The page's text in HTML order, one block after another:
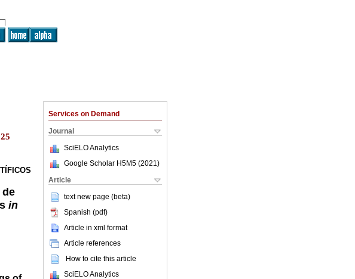
Services on Demand
Journal
SciELO Analytics
Google Scholar H5M5 (2021 )
Article
text new page (beta)
Spanish (pdf)
Article in xml format
Article references
How to cite this article
SciELO Analytics
in